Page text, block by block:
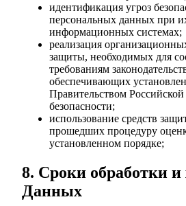
идентификация угроз
персональных данных при
информационных системах;
реализация
защиты, необходимых для
требованиям
обеспечивающих
Правительством
безопасности;
использование средств
прошедших процедуру
установленном порядке;
8. Сроки обработки и
Данных